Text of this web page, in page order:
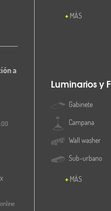
a
MÁS
Luminarios y
Gabinete
Campana
Wall washer
Sub-urbano
MÁS